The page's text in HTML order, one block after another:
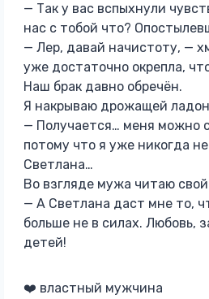
— Так у вас вспыхнули
нас с тобой что?
— Лер, давай начистоту, —
уже достаточно окрепла,
Наш брак давно обречён.
Я накрываю дрожащей
— Получается… меня можно
потому что я уже никогда
Светлана…
Во взгляде мужа читаю свой
— А Светлана даст мне то,
больше не в силах. Любовь,
детей!
❤️ властный мужчина